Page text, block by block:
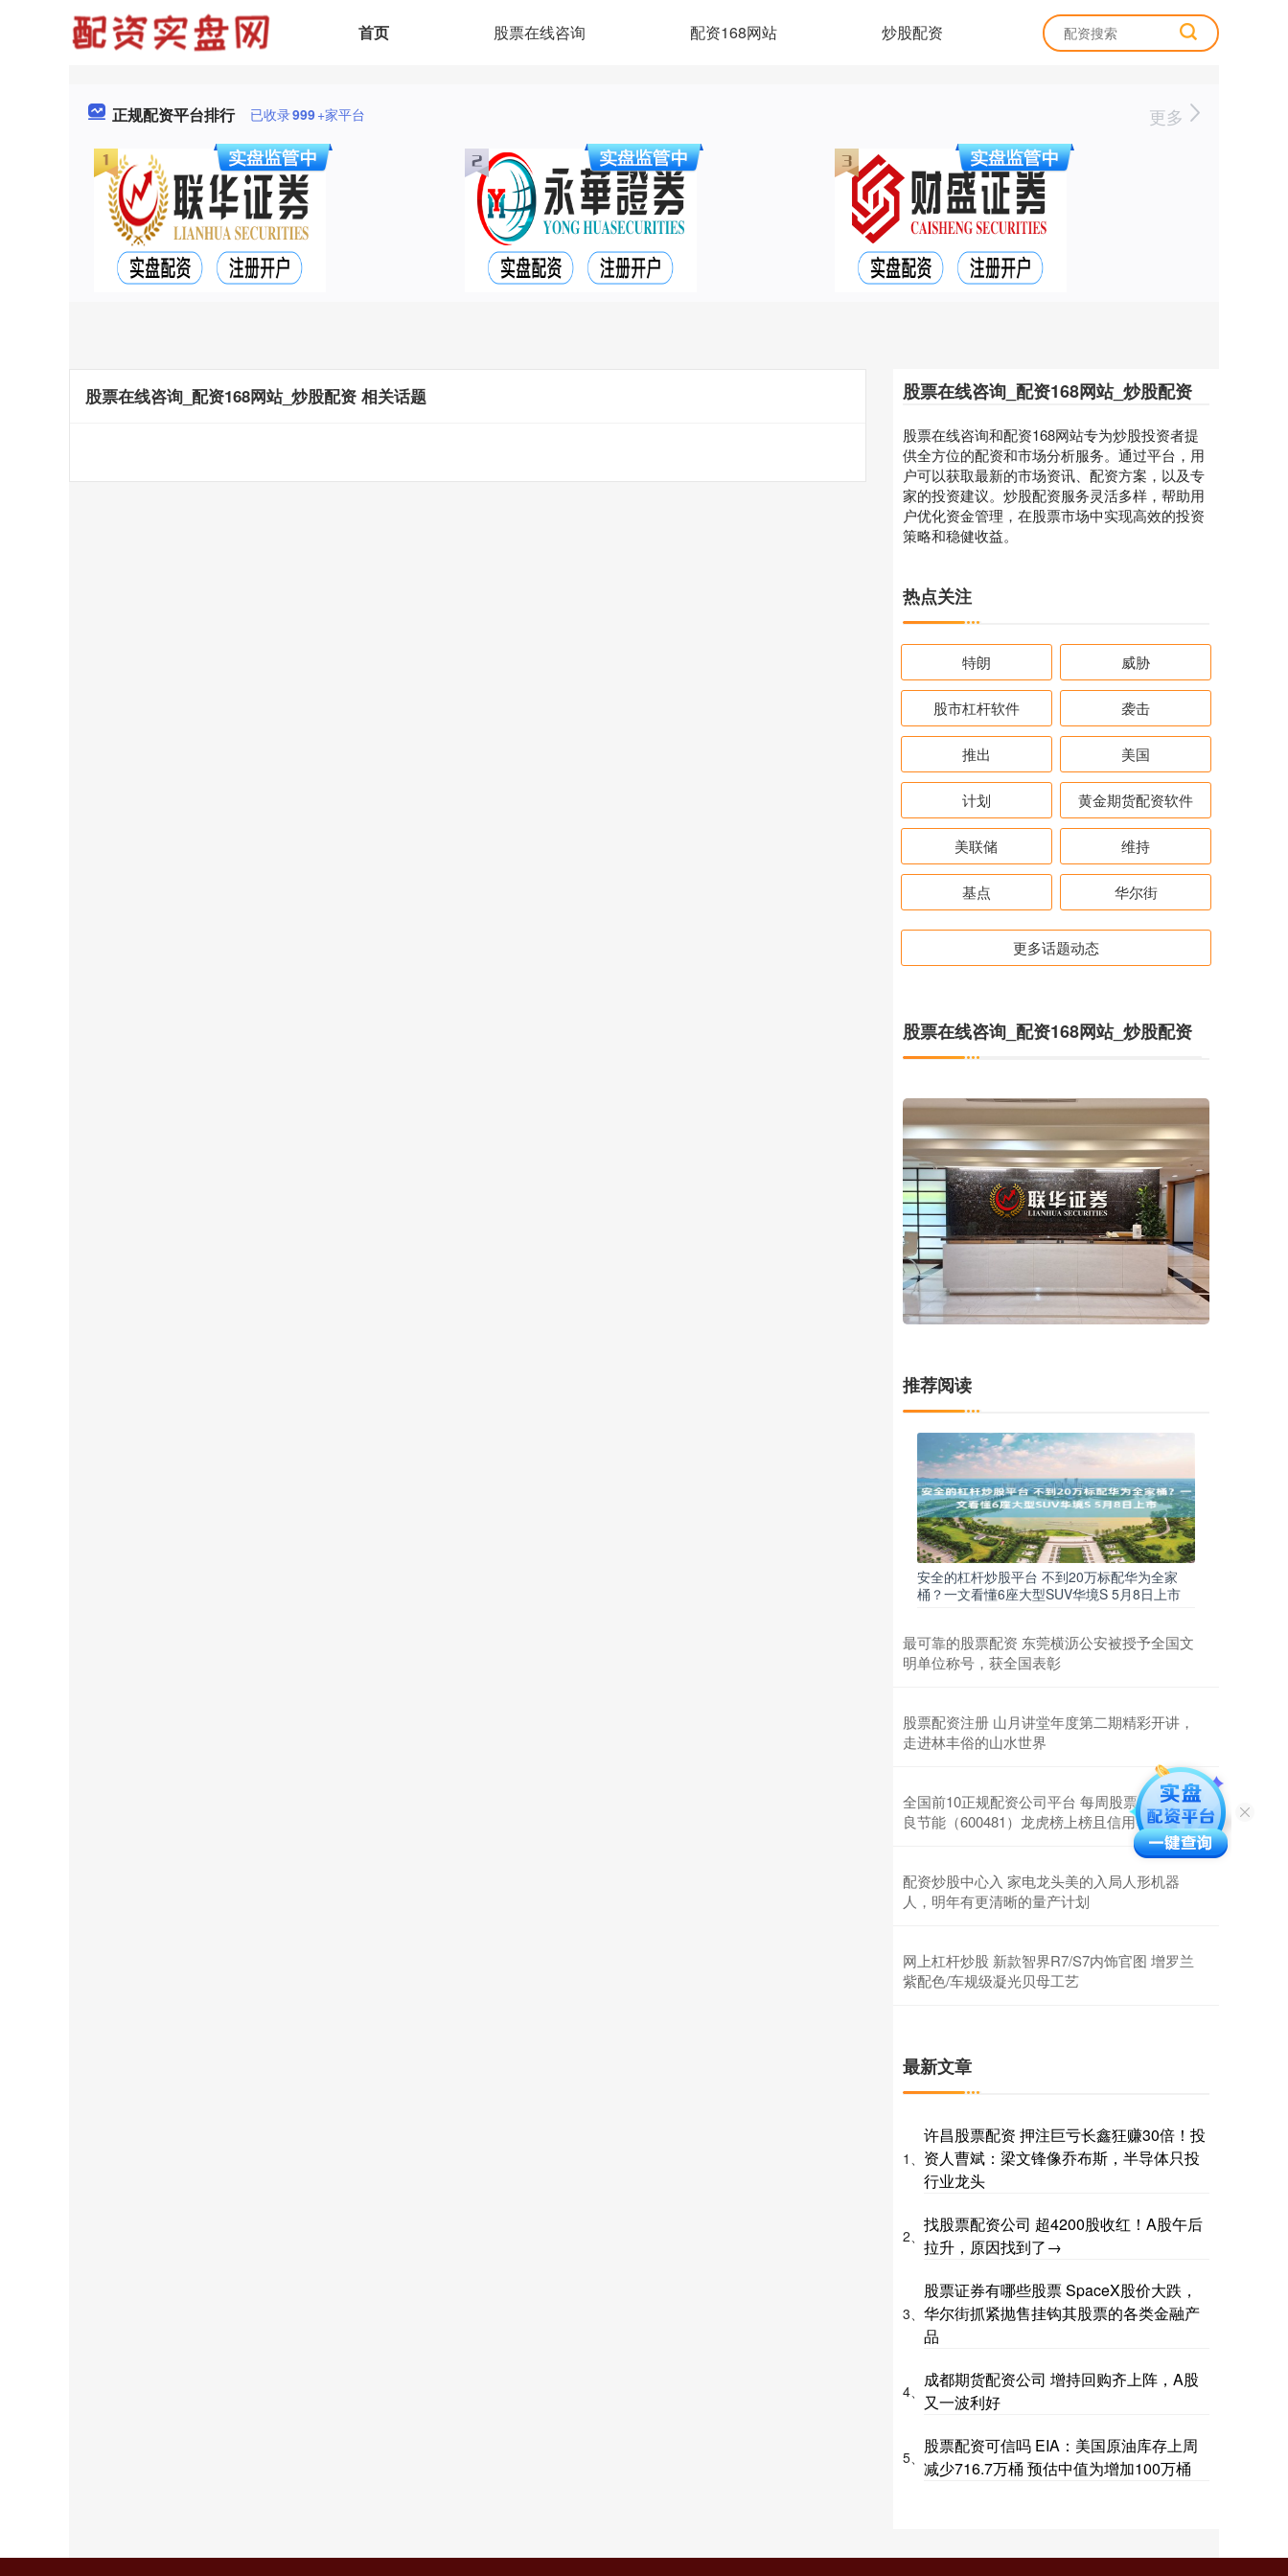
首页 股票在线咨询 配资168网站 炒股配资
正规配资平台排行 已收录999+家平台 更多
股票在线咨询_配资168网站_炒股配资 相关话题 股票在线咨询_配资168网站_炒股配资
股票在线咨询和配资168网站专为炒股投资者提
供全方位的配资和市场分析服务。通过平台，用
户可以获取最新的市场资讯、配资方案，以及专
家的投资建议。炒股配资服务灵活多样，帮助用
户优化资金管理，在股票市场中实现高效的投资
策略和稳健收益。
热点关注
特朗 威胁
股市杠杆软件 袭击
推出 美国
计划 黄金期货配资软件
美联储 维持
基点 华尔街
更多话题动态
股票在线咨询_配资168网站_炒股配资
推荐阅读
安全的杠杆炒股平台 不到20万标配华为全家
桶？一文看懂6座大型SUV华境S 5月8日上市
最可靠的股票配资 东莞横沥公安被授予全国文
明单位称号，获全国表彰
股票配资注册 山月讲堂年度第二期精彩开讲，
走进林丰俗的山水世界
全国前10正规配资公司平台 每周股票复盘：双
良节能（600481）龙虎榜上榜且信用等级下调
配资炒股中心入 家电龙头美的入局人形机器
人，明年有更清晰的量产计划
网上杠杆炒股 新款智界R7/S7内饰官图 增罗兰
紫配色/车规级凝光贝母工艺
最新文章
1、
许昌股票配资 押注巨亏长鑫狂赚30倍！投
资人曹斌：梁文锋像乔布斯，半导体只投
行业龙头
2、
找股票配资公司 超4200股收红！A股午后
拉升，原因找到了→
3、
股票证券有哪些股票 SpaceX股价大跌，
华尔街抓紧抛售挂钩其股票的各类金融产
品
4、
成都期货配资公司 增持回购齐上阵，A股
又一波利好
5、
股票配资可信吗 EIA：美国原油库存上周
减少716.7万桶 预估中值为增加100万桶